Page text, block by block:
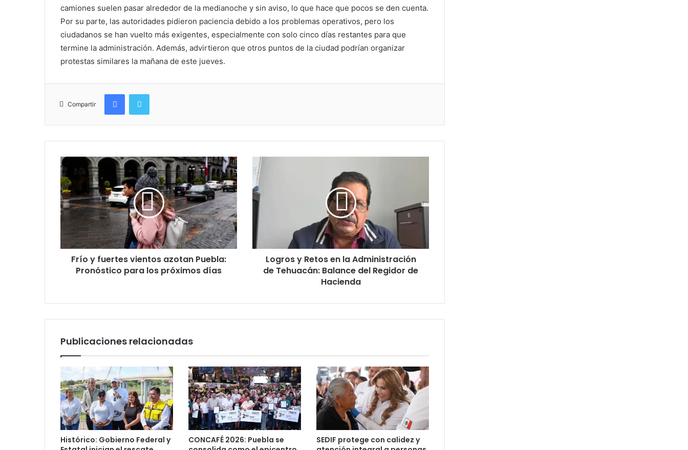
camiones suelen pasar alrededor de la medianoche y sin aviso, lo que hace que pocos se den cuenta.
Por su parte, las autoridades pidieron paciencia debido a los problemas operativos, pero los
ciudadanos se han vuelto más exigentes, especialmente con solo cinco días restantes para que
termine la administración. Además, advirtieron que otros puntos de la ciudad podrían organizar
protestas similares la mañana de este jueves.
Compartir
FacebookTwitter
Frío y fuertes vientos azotan Puebla:
Pronóstico para los próximos días
Logros y Retos en la Administración
de Tehuacán: Balance del Regidor de
Hacienda
Publicaciones relacionadas
Histórico: Gobierno Federal y
CONCAFÉ 2026: Puebla se
SEDIF protege con calidez y